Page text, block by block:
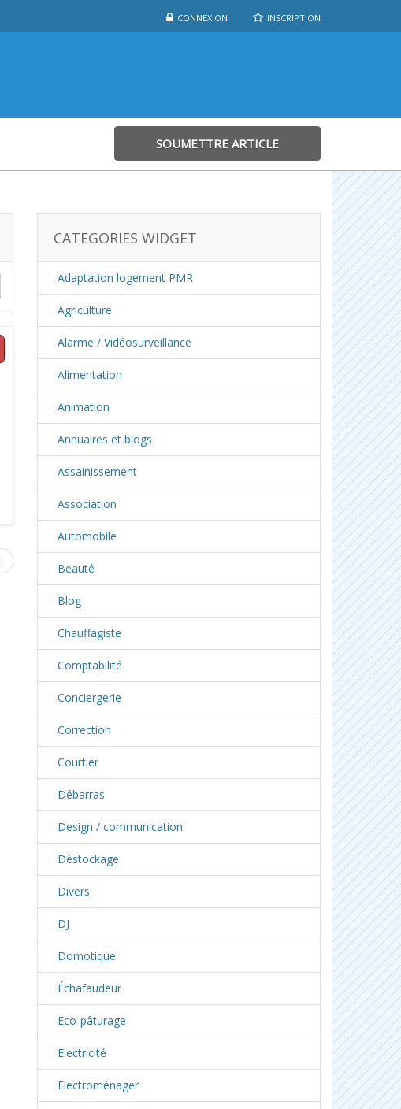
CONNEXION INSCRIPTION
SOUMETTRE ARTICLE
CATEGORIES WIDGET
Adaptation logement PMR
Agriculture
Alarme / Vidéosurveillance
Alimentation
Animation
Annuaires et blogs
Assainissement
Association
Automobile
Beauté
Blog
Chauffagiste
Comptabilité
Conciergerie
Correction
Courtier
Débarras
Design / communication
Déstockage
Divers
DJ
Domotique
Échafaudeur
Eco-pâturage
Electricité
Electroménager